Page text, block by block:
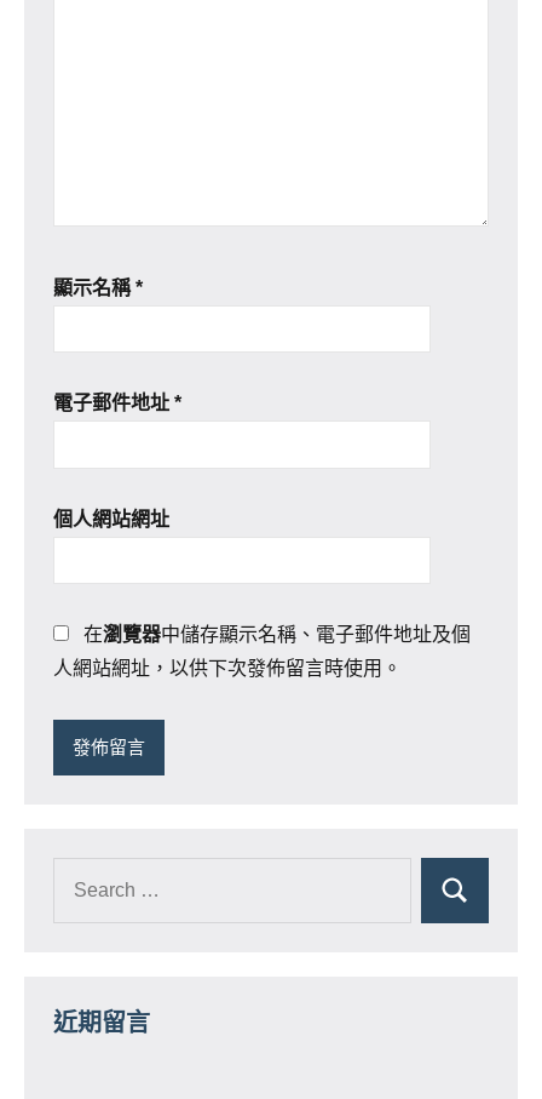
顯示名稱*
電子郵件地址 *
個人網站網址
在瀏覽器中儲存顯示名稱、電子郵件地址及個
人網站網址，以供下次發佈留言時使用。
近期留言